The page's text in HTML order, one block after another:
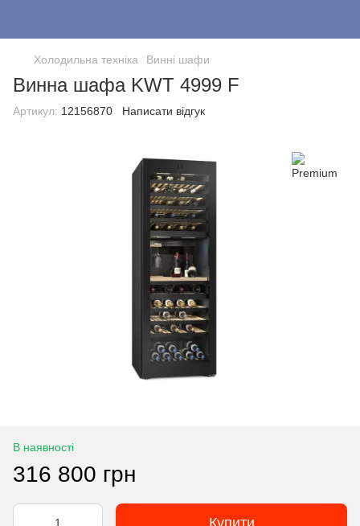
Холодильна техніка Винні шафи
Винна шафа KWT 4999 F
Артикул: 12156870 Написати відгук
В наявності
316 800 грн
Купити